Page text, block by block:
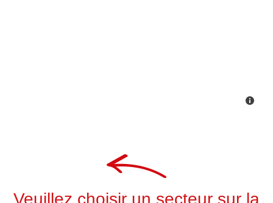
Veuillez choisir un secteur sur la